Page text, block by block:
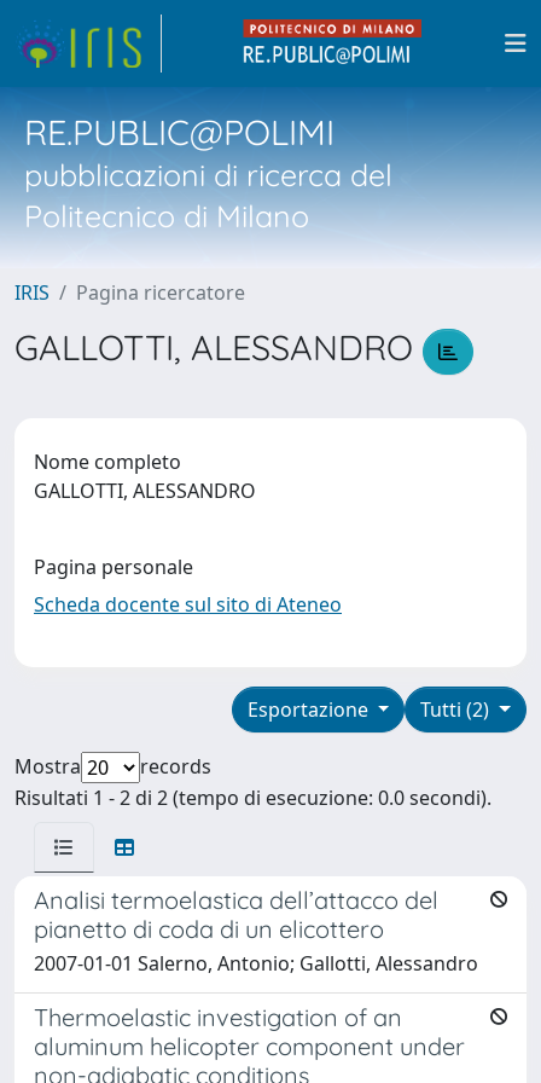
RE.PUBLIC@POLIMI
pubblicazioni di ricerca del
Politecnico di Milano
IRIS Pagina ricercatore
GALLOTTI, ALESSANDRO
Nome completo
GALLOTTI, ALESSANDRO
Pagina personale
Scheda docente sul sito di Ateneo
Tutti (2)
Esportazione
Mostra
records
Risultati 1 - 2 di 2 (tempo di esecuzione: 0.0 secondi).
Analisi termoelastica dell’attacco del
pianetto di coda di un elicottero
2007-01-01 Salerno, Antonio; Gallotti, Alessandro
Thermoelastic investigation of an
aluminum helicopter component under
non-adiabatic conditions